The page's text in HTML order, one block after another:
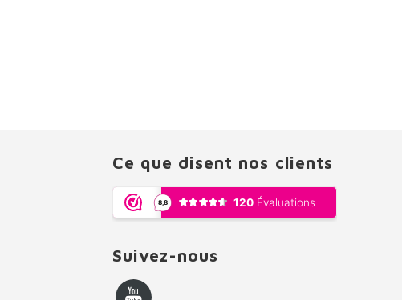
Ce que disent nos clients
Suivez-nous